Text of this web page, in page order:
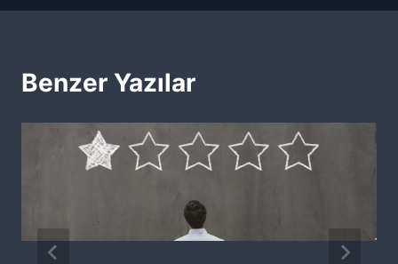
Benzer Yazılar